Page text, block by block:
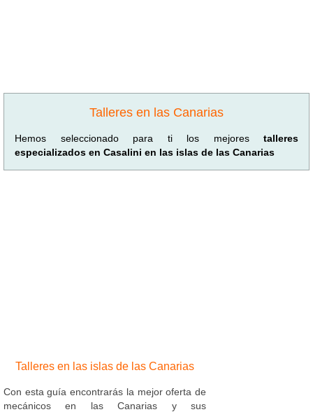
Talleres en las Canarias
Hemos seleccionado para ti los mejores talleres
especializados en Casalini en las islas de las Canarias
Talleres en las islas de las Canarias
Con esta guía encontrarás la mejor oferta de
mecánicos en las Canarias y sus